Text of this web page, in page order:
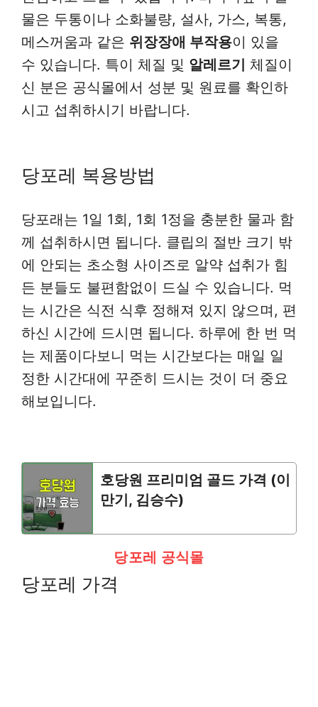
물은 두통이나 소화불량, 설사, 가스, 복통,
메스꺼움과 같은 위장장애 부작용이 있을
수 있습니다. 특이 체질 및 알레르기 체질이
신 분은 공식몰에서 성분 및 원료를 확인하
시고 섭취하시기 바랍니다.
당포레 복용방법
당포래는 1일 1회, 1회 1정을 충분한 물과 함
께 섭취하시면 됩니다. 클립의 절반 크기 밖
에 안되는 초소형 사이즈로 알약 섭취가 힘
든 분들도 불편함없이 드실 수 있습니다. 먹
는 시간은 식전 식후 정해져 있지 않으며, 편
하신 시간에 드시면 됩니다. 하루에 한 번 먹
는 제품이다보니 먹는 시간보다는 매일 일
정한 시간대에 꾸준히 드시는 것이 더 중요
해보입니다.
호당원 프리미엄 골드 가격 (이
만기, 김승수)
당포레 공식몰
당포레 가격